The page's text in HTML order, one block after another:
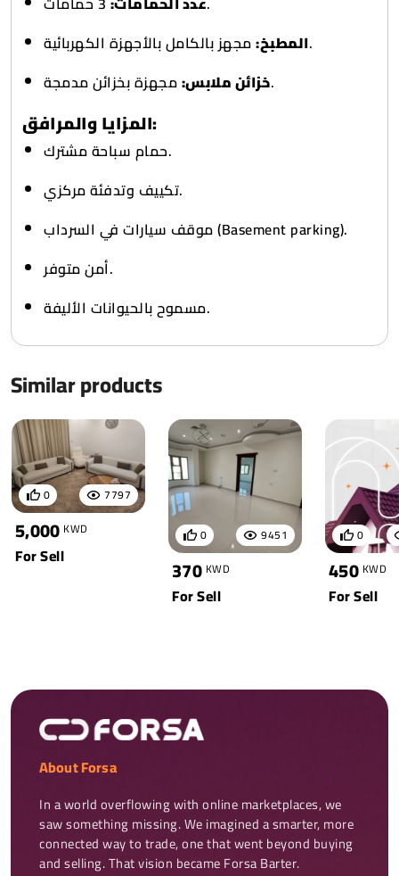
المطبخ:مجهز بالكامل بالأجهزة الكهربائية.
خزائن ملابس:مجهزة بخزائن مدمجة.
المزايا والمرافق:
حمام سباحة مشترك.
تكييف وتدفئة مركزي.
موقف سيارات في السرداب (Basement parking).
أمن متوفر.
مسموح بالحيوانات الأليفة.
Similar products
7797
0
5,000 KWD
For Sell
9451
0
370 KWD
For Sell
0
450 KWD
For Sell
About Forsa
In a world overflowing with online marketplaces, we
saw something missing. We imagined a smarter, more
connected way to trade, one that went beyond buying
and selling. That vision became Forsa Barter.